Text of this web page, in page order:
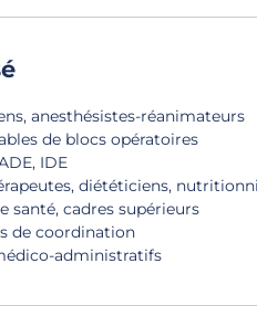
anesthésistes-réanimateurs
de blocs opératoires
IDE
diététiciens,
santé, cadres supérieurs
de coordination
administratifs